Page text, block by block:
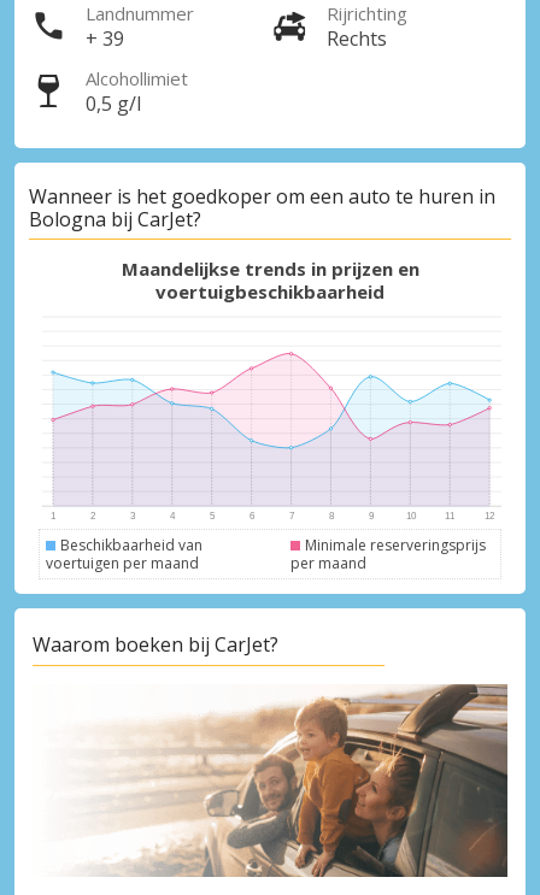
Landnummer
+ 39
Rijrichting
Rechts
Alcohollimiet
0,5 g/l
Wanneer is het goedkoper om een auto te huren in
Bologna bij CarJet?
Maandelijkse trends in prijzen en
voertuigbeschikbaarheid
Beschikbaarheid van
voertuigen per maand
Minimale reserveringsprijs
per maand
Waarom boeken bij CarJet?